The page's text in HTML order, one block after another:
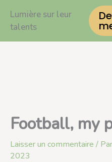
contenu
Lumière sur leur
talents
Football, my
Laisser un commentaire / Par
2023